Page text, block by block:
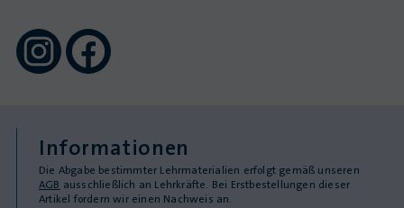
Informationen
Die Abgabe bestimmter Lehrmaterialien erfolgt gemäß unseren
AGB ausschließlich an Lehrkräfte. Bei Erstbestellungen dieser
Artikel fordern wir einen Nachweis an.